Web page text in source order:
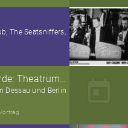
The Seatsniffers,
Spuren der Avantgarde: Theatrum Machinarum
Dessau und Berlin